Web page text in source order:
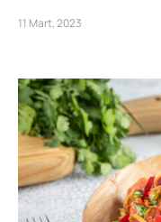
11 Mart, 2023